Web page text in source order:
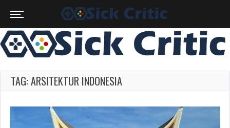
TAG: ARSITEKTUR INDONESIA